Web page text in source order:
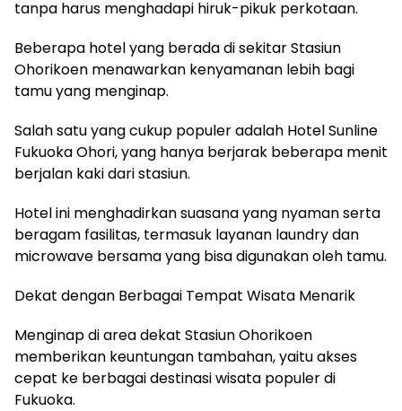
tanpa harus menghadapi hiruk-pikuk perkotaan.
Beberapa hotel yang berada di sekitar Stasiun
Ohorikoen menawarkan kenyamanan lebih bagi
tamu yang menginap.
Salah satu yang cukup populer adalah Hotel Sunline
Fukuoka Ohori, yang hanya berjarak beberapa menit
berjalan kaki dari stasiun.
Hotel ini menghadirkan suasana yang nyaman serta
beragam fasilitas, termasuk layanan laundry dan
microwave bersama yang bisa digunakan oleh tamu.
Dekat dengan Berbagai Tempat Wisata Menarik
Menginap di area dekat Stasiun Ohorikoen
memberikan keuntungan tambahan, yaitu akses
cepat ke berbagai destinasi wisata populer di
Fukuoka.